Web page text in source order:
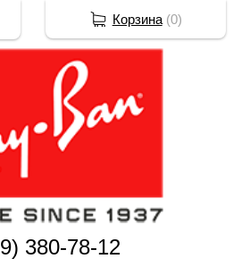
380-78-12
Корзина(0)